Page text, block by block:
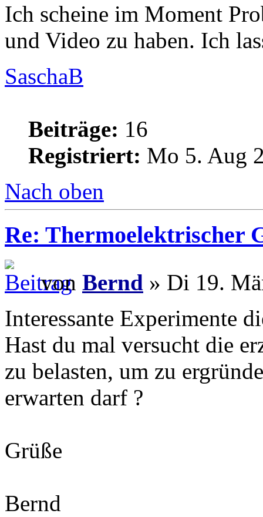
Ich scheine im Moment
und Video zu haben. Ich
SaschaB
Beiträge: 16
Registriert: Mo 5. Aug
Nach oben
Re: Thermoelektrischer
von Bernd » Di 19.
Interessante Experimente
Hast du mal versucht die
zu belasten, um zu
erwarten darf ?
Grüße
Bernd